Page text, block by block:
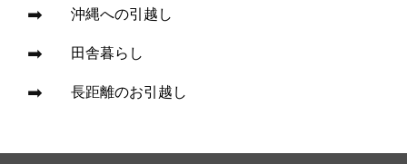
沖縄への引越し
田舎暮らし
長距離のお引越し